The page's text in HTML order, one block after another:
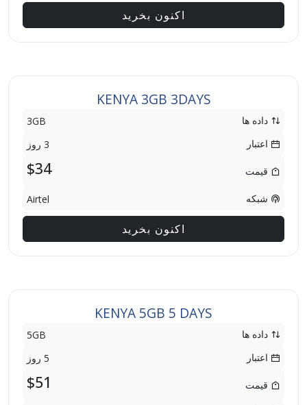
اکنون بخرید
KENYA 3GB 3DAYS
داده ها
3GB
اعتبار
3 روز
قیمت $34
شبکه Airtel
اکنون بخرید
KENYA 5GB 5 DAYS
داده ها
5GB
اعتبار
5 روز
قیمت $51